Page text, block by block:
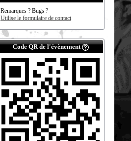
Remarques ? Bugs ?
Utilise le formulaire de contact
Code QR de l'évènement